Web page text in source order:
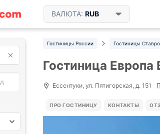
ВАЛЮТА: RUB
Гостиницы России Гостиницы
Гостиница Европа
Ессентуки, ул. Пятигорская, д. 151
ПРО ГОСТИНИЦУ КОНТАКТЫ